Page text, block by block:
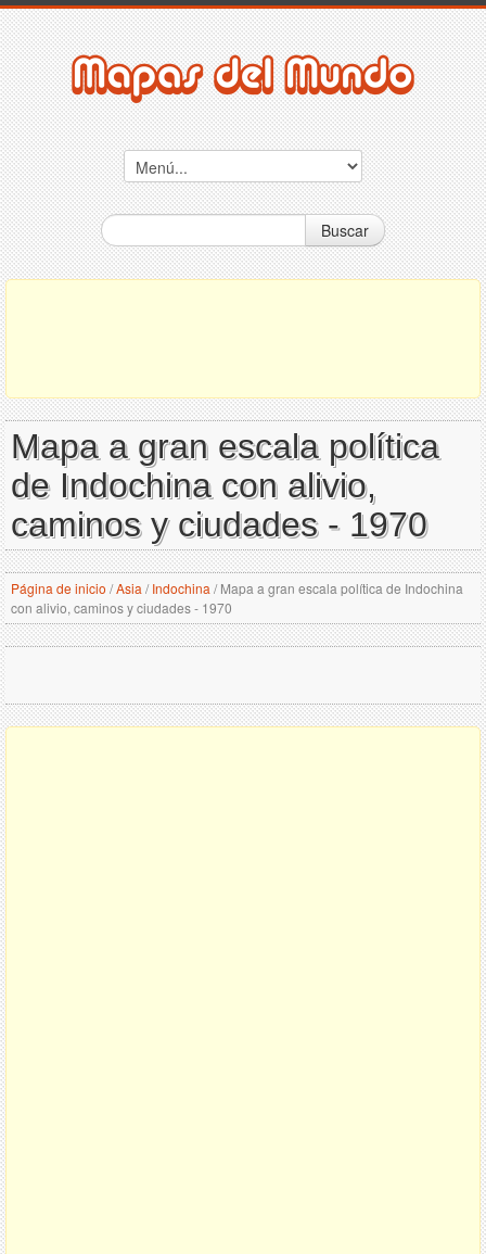
Buscar
Mapa a gran escala política
de Indochina con alivio,
caminos y ciudades - 1970
Página de inicio /Asia / Indochina /Mapa a gran escala política de Indochina
con alivio, caminos y ciudades - 1970